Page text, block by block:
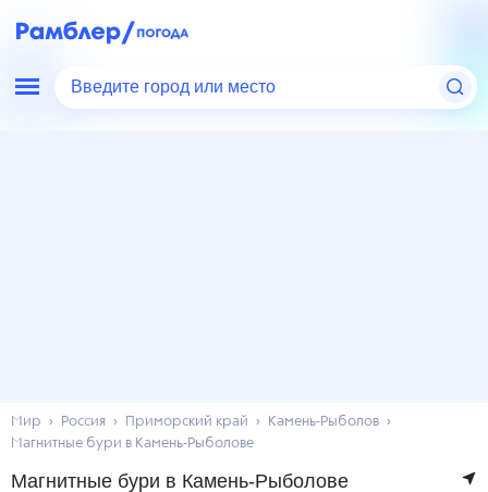
Введите город или место
Мир Россия Приморский край
Камень-Рыболов
Магнитные бури в Камень-Рыболове
Магнитные бури в Камень-Рыболове